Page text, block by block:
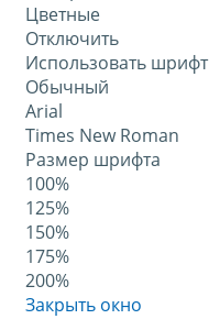
Цветные
Отключить
Использовать шрифт
Обычный
Arial
Times New Roman
Размер шрифта
100%
125%
150%
175%
200%
Закрыть окно